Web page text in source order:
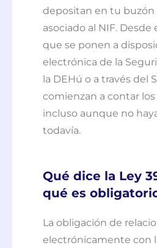
depositan en tu
asociado al NIF.
que se ponen a
electrónica de la
la DEHú o a través del
comienzan a contar los
incluso aunque no
todavía.
Qué dice la Ley
qué es
La obligación de
electrónicamente con